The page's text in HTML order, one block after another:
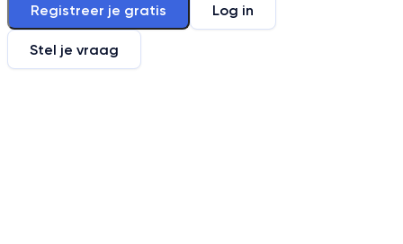
Registreer je gratis Log in
Stel je vraag